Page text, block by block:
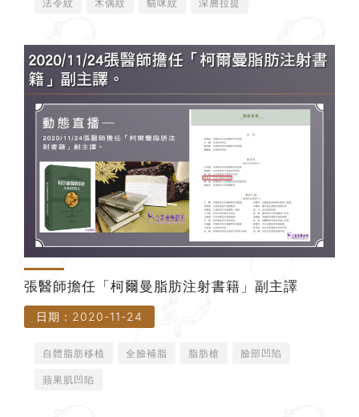
法令紋 木偶紋 貓咪紋 深層拉提
張醫師擔任「柯爾曼脂肪注射書籍」副主譯
日期：2020-11-24
自體脂肪移植 全臉補脂 脂肪槍 臉部凹陷
蘋果肌凹陷